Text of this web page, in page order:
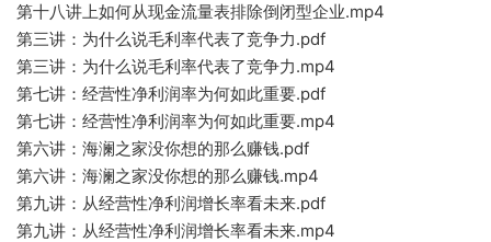
第十八讲上如何从现金流量表排除倒闭型企业.mp4
第三讲：为什么说毛利率代表了竞争力.pdf
第三讲：为什么说毛利率代表了竞争力.mp4
第七讲 ：经营性净利润率为何如此重要.pdf
第七讲：经营性净利润率为何如此重要.mp4
第六讲：海澜之家没你想的那么赚钱.pdf
第六讲：海澜之家没你想的那么赚钱.mp4
第九讲：从经营性净利润增长率看未来.pdf
第九讲：从经营性净利润增长率看未来.mp4